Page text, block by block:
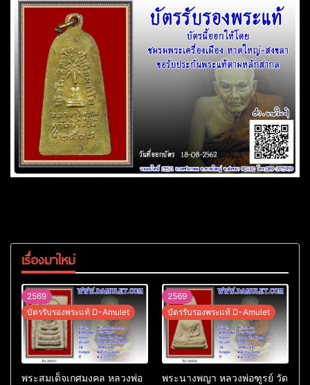
เรื่องมาใหม่
2569
บัตรรับรองพระแท้ D-Amulet
พระสมเด็จเกศมงคล หลวงพ่อ
2569
บัตรรับรองพระแท้ D-Amulet
พระนางพญา หลวงพ่อฑูรย์ วัด